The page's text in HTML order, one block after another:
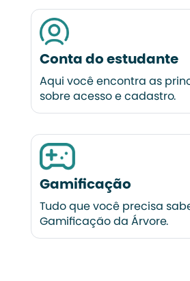
Conta do estudante
Aqui você encontra as
sobre acesso e cadastro.
Gamificação
Tudo que você precisa
Gamificação da Árvore.